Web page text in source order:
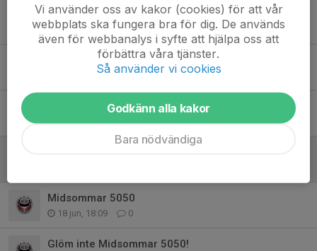
Snart stänger anmälan till Summercamp 2026
3 jul, 16:18 0
MHC beviljas elitlicens för Hockeyettan 2026/2027
24 jun, 21:09 0
Köp Fan Card du store MHC fan!
21 jun, 15:43 0
Midsommar 5050
18 jun, 18:09 0
Glöm inte Midsommar 5050!
Vi använder oss av kakor (cookies) för att vår
webbplats ska fungera bra för dig. De används
även för webbanalys i syfte att hjälpa oss att
förbättra våra tjänster.
Så använder vi cookies
Godkänn alla kakor
Bara nödvändiga